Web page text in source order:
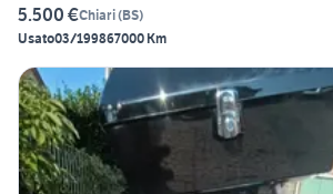
5.500 €Chiari(BS)
Usato03/199867000 Km